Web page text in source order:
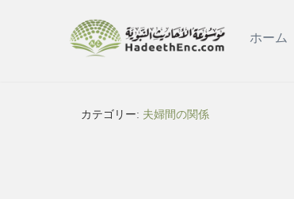
ホーム
カテゴリー: 夫婦間の関係